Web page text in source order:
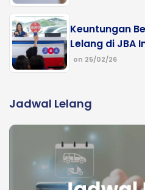
Keuntungan
Lelang di JBA
on 25/02/26
Jadwal Lelang